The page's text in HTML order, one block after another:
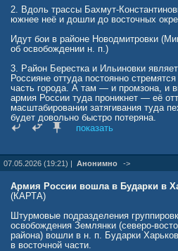
2. Вдоль трассы Бахмут-
южнее неё и дошли до восточных
Идут бои в районе Новодмитровки
об освобождении н. п.)
3. Район Берестка и Ильиновки
Россияне оттуда постоянно
часть города. А там — и промзона, и
армия России туда проникнет — её
масштабировании затягивания туда
будет довольно быстро потеряна.
Хотя российские войска не смогли
было в Покровске), это не означает,
быструю операцию, двигаясь через
сконцентрироваться», — с тревогой
«Ситуация крайне сложная. Пусть
потерь и среднего ежедневного
показать
07.05.2026 (19:21) | Анонимно ->
Армия России вошла в Бударки в
(КАРТА)
Штурмовые подразделения
освобождения Землянки (северо-
района) вошли в н. п. Бударки
в восточной части.